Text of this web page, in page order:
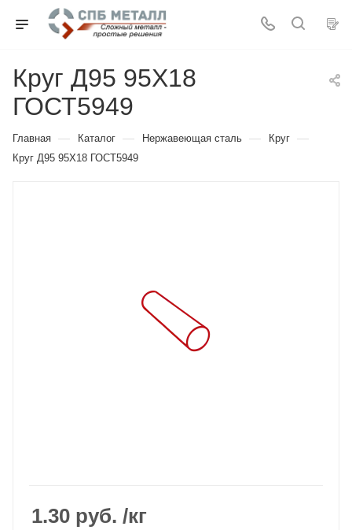
Круг Д95 95Х18
ГОСТ5949
Главная — Каталог — Нержавеющая сталь — Круг —
Круг Д95 95Х18 ГОСТ5949
1.30 руб. /кг